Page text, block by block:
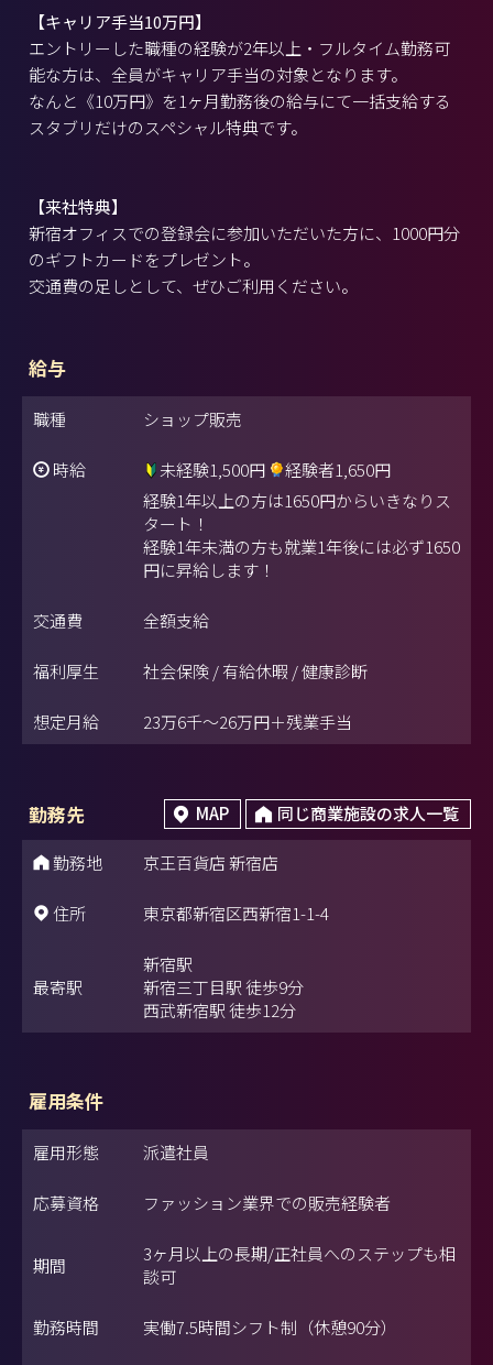
【キャリア手当10万円】
エントリーした職種の経験が2年以上・フルタイム勤務可
能な方は、全員がキャリア手当の対象となります。
なんと《10万円》を1ヶ月勤務後の給与にて一括支給する
スタブリだけのスペシャル特典です。
【来社特典】
新宿オフィスでの登録会に参加いただいた方に、1000円分
のギフトカードをプレゼント。
交通費の足しとして、ぜひご利用ください。
給与
職種 ショップ販売
時給 未経験1,500円
経験者1,650円
経験1年以上の方は1650円からいきなりス
タート！
経験1年未満の方も就業1年後には必ず1650
円に昇給します！
交通費 全額支給
福利厚生 社会保険 / 有給休暇 / 健康診断
想定月給 23万6千～26万円＋残業手当
勤務先 MAP 同じ商業施設の求人一覧
勤務地 京王百貨店 新宿店
住所 東京都新宿区西新宿1-1-4
最寄駅
新宿駅
新宿三丁目駅 徒歩9分
西武新宿駅 徒歩12分
雇用条件
雇用形態 派遣社員
応募資格 ファッション業界での販売経験者
期間
3ヶ月以上の長期/正社員へのステップも相
談可
勤務時間 実働7.5時間シフト制（休憩90分）